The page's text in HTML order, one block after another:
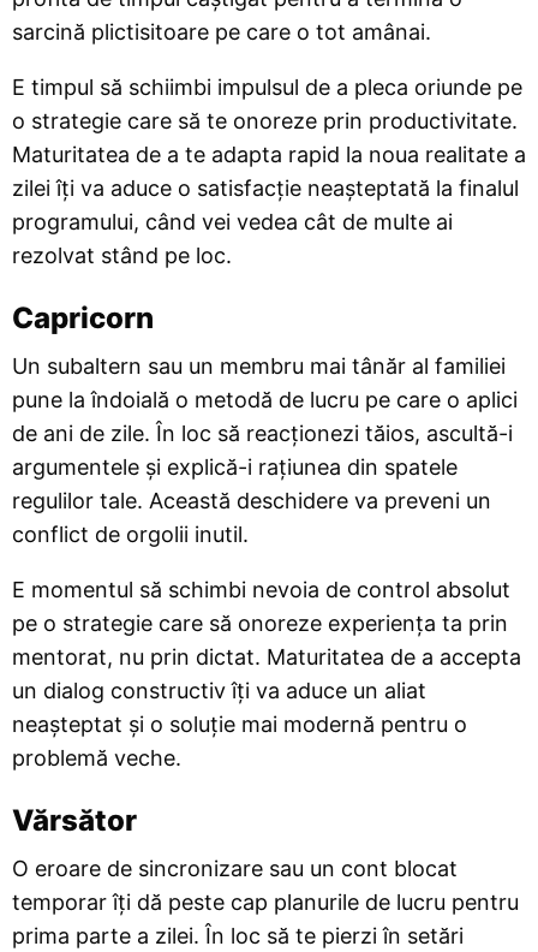
sarcină plictisitoare pe care o tot amânai.
E timpul să schiimbi impulsul de a pleca oriunde pe
o strategie care să te onoreze prin productivitate.
Maturitatea de a te adapta rapid la noua realitate a
zilei îți va aduce o satisfacție neașteptată la finalul
programului, când vei vedea cât de multe ai
rezolvat stând pe loc.
Capricorn
Un subaltern sau un membru mai tânăr al familiei
pune la îndoială o metodă de lucru pe care o aplici
de ani de zile. În loc să reacționezi tăios, ascultă-i
argumentele și explică-i rațiunea din spatele
regulilor tale. Această deschidere va preveni un
conflict de orgolii inutil.
E momentul să schimbi nevoia de control absolut
pe o strategie care să onoreze experiența ta prin
mentorat, nu prin dictat. Maturitatea de a accepta
un dialog constructiv îți va aduce un aliat
neașteptat și o soluție mai modernă pentru o
problemă veche.
Vărsător
O eroare de sincronizare sau un cont blocat
temporar îți dă peste cap planurile de lucru pentru
prima parte a zilei. În loc să te pierzi în setări